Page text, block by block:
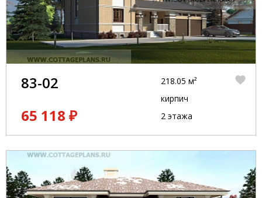
83-02
65 118 ₽
218.05 м²
кирпич
2 этажа